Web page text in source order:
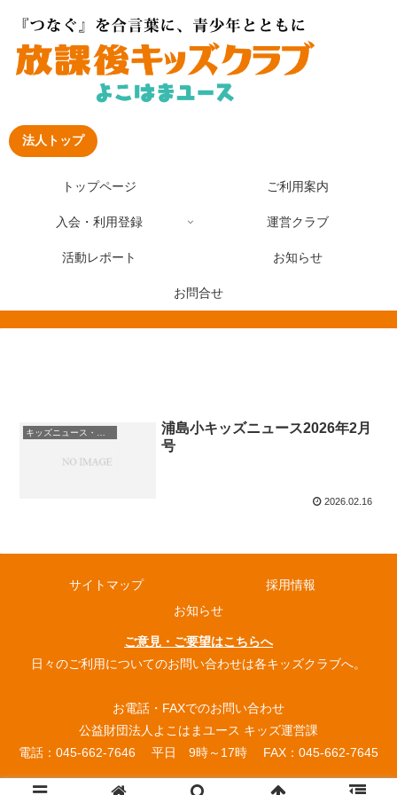
法人トップ
トップページ ご利用案内
入会・利用登録 運営クラブ
活動レポート お知らせ
お問合せ
キッズニュース・お知らせ
浦島小キッズニュース2026年2月
号
2026.02.16
サイトマップ
採用情報
お知らせ
ご意見・ご要望はこちらへ
日々のご利用についてのお問い合わせは各キッズクラブへ。
お電話・FAXでのお問い合わせ
公益財団法人よこはまユース キッズ運営課
電話：045-662-7646 平日 9時～17時 FAX：045-662-7645